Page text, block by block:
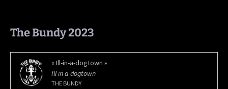
The Bundy 2023
« Ill-in-a-dogtown »
Ill in a dogtown
THE BUNDY